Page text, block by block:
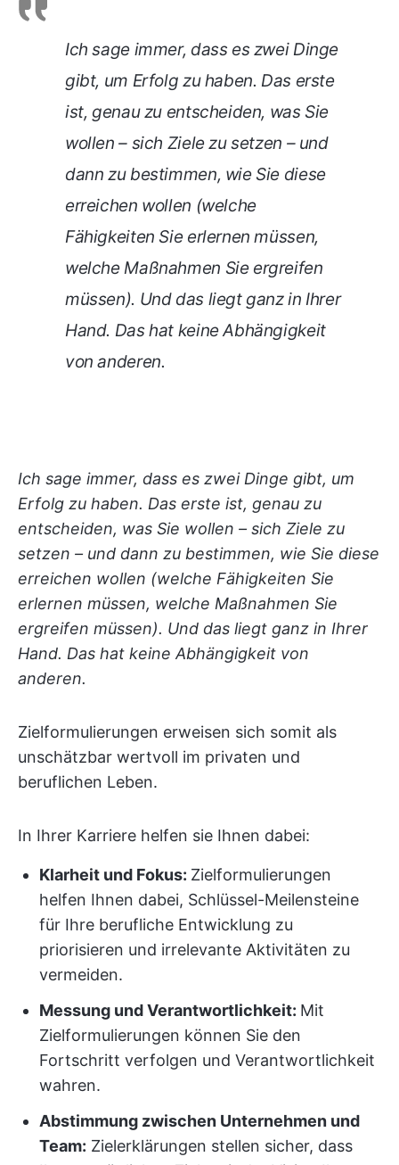
Ich sage immer, dass es zwei Dinge
gibt, um Erfolg zu haben. Das erste
ist, genau zu entscheiden, was Sie
wollen – sich Ziele zu setzen – und
dann zu bestimmen, wie Sie diese
erreichen wollen (welche
Fähigkeiten Sie erlernen müssen,
welche Maßnahmen Sie ergreifen
müssen). Und das liegt ganz in Ihrer
Hand. Das hat keine Abhängigkeit
von anderen.
Ich sage immer, dass es zwei Dinge gibt, um
Erfolg zu haben. Das erste ist, genau zu
entscheiden, was Sie wollen – sich Ziele zu
setzen – und dann zu bestimmen, wie Sie diese
erreichen wollen (welche Fähigkeiten Sie
erlernen müssen, welche Maßnahmen Sie
ergreifen müssen). Und das liegt ganz in Ihrer
Hand. Das hat keine Abhängigkeit von
anderen.
Zielformulierungen erweisen sich somit als
unschätzbar wertvoll im privaten und
beruflichen Leben.
In Ihrer Karriere helfen sie Ihnen dabei:
Klarheit und Fokus: Zielformulierungen
helfen Ihnen dabei, Schlüssel-Meilensteine
für Ihre berufliche Entwicklung zu
priorisieren und irrelevante Aktivitäten zu
vermeiden.
Messung und Verantwortlichkeit: Mit
Zielformulierungen können Sie den
Fortschritt verfolgen und Verantwortlichkeit
wahren.
Abstimmung zwischen Unternehmen und
Team: Zielerklärungen stellen sicher, dass